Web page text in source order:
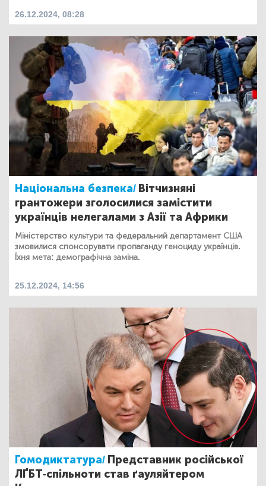
26.12.2024, 08:28
Національна безпека/ Вітчизняні
грантожери зголосилися замістити
українців нелегалами з Азії та Африки
Міністерство культури та федеральний департамент США
змовилися спонсорувати пропаганду геноциду українців.
Їхня мета: демографічна заміна.
25.12.2024, 14:56
Гомодиктатура/ Представник російської
ЛҐБТ-спільноти став ґауляйтером